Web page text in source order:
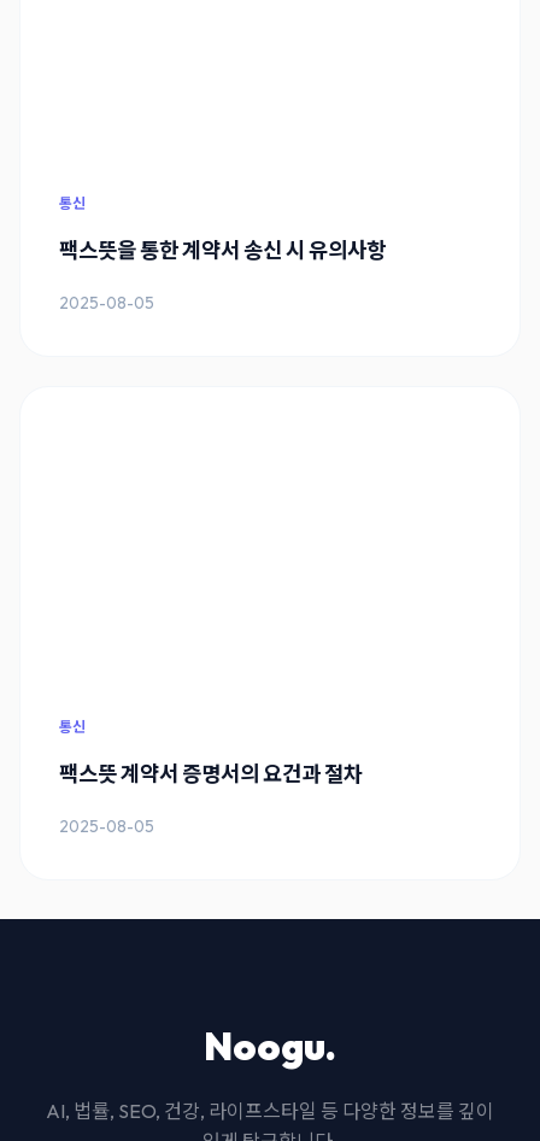
통신
팩스뜻을 통한 계약서 송신 시 유의사항
2025-08-05
통신
팩스뜻 계약서 증명서의 요건과 절차
2025-08-05
Noogu.
AI, 법률, SEO, 건강, 라이프스타일 등 다양한 정보를 깊이